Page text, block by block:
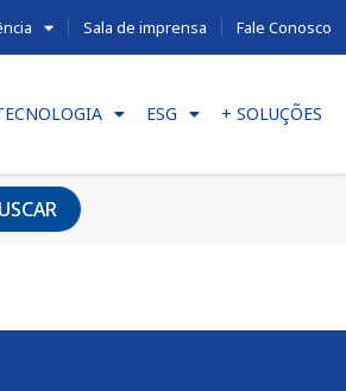
Sala de imprensa Fale Conosco
ESG + SOLUÇÕES